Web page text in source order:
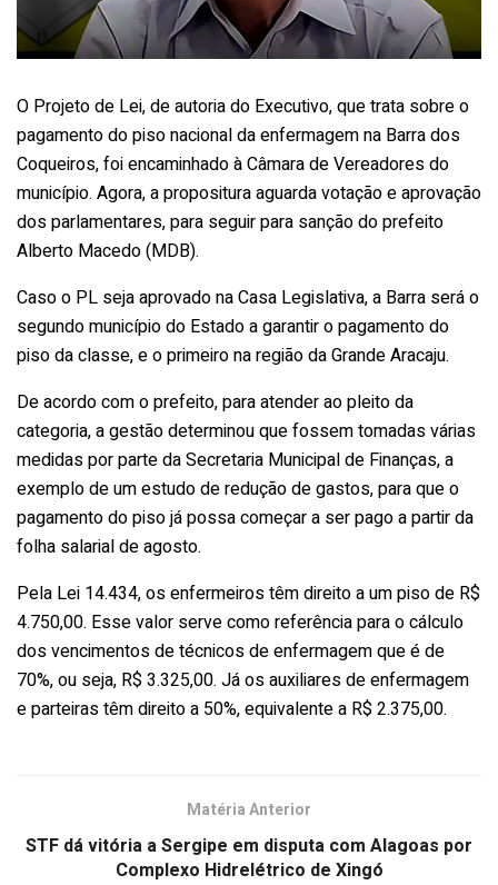
O Projeto de Lei, de autoria do Executivo, que trata sobre o
pagamento do piso nacional da enfermagem na Barra dos
Coqueiros, foi encaminhado à Câmara de Vereadores do
município. Agora, a propositura aguarda votação e aprovação
dos parlamentares, para seguir para sanção do prefeito
Alberto Macedo (MDB).
Caso o PL seja aprovado na Casa Legislativa, a Barra será o
segundo município do Estado a garantir o pagamento do
piso da classe, e o primeiro na região da Grande Aracaju.
De acordo com o prefeito, para atender ao pleito da
categoria, a gestão determinou que fossem tomadas várias
medidas por parte da Secretaria Municipal de Finanças, a
exemplo de um estudo de redução de gastos, para que o
pagamento do piso já possa começar a ser pago a partir da
folha salarial de agosto.
Pela Lei 14.434, os enfermeiros têm direito a um piso de R$
4.750,00. Esse valor serve como referência para o cálculo
dos vencimentos de técnicos de enfermagem que é de
70%, ou seja, R$ 3.325,00. Já os auxiliares de enfermagem
e parteiras têm direito a 50%, equivalente a R$ 2.375,00.
Matéria Anterior
STF dá vitória a Sergipe em disputa com Alagoas por
Complexo Hidrelétrico de Xingó